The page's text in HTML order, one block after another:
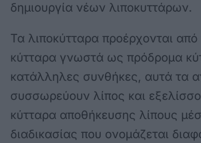
δημιουργία νέων λιποκυττάρων.
Τα λιποκύτταρα προέρχονται από
κύτταρα γνωστά ως πρόδρομα
κατάλληλες συνθήκες, αυτά τα
συσσωρεύουν λίπος και
κύτταρα αποθήκευσης λίπους
διαδικασίας που ονομάζεται